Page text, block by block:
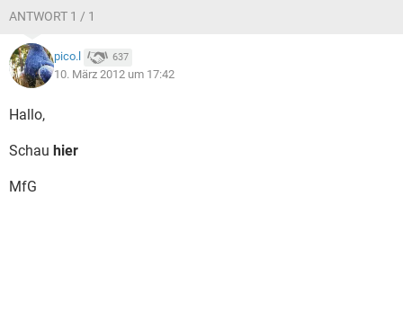
ANTWORT 1 / 1
pico.l 637
10. März 2012 um 17:42
Hallo,
Schau hier
MfG